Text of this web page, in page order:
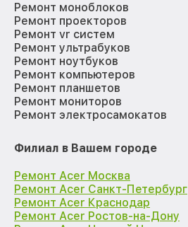
Ремонт моноблоков
Ремонт проекторов
Ремонт vr систем
Ремонт ультрабуков
Ремонт ноутбуков
Ремонт компьютеров
Ремонт планшетов
Ремонт мониторов
Ремонт электросамокатов
Филиал в Вашем городе
Ремонт Acer Москва
Ремонт Acer Санкт-Петербург
Ремонт Acer Краснодар
Ремонт Acer Ростов-на-Дону